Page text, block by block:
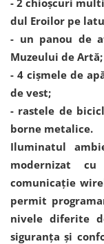
- 2 chioșcuri
dul Eroilor pe
- un panou de
Muzeului de Artă;
- 4 cișmele de
de vest;
- rastele de
borne metalice.
Iluminatul
modernizat
comunicație
permit
nivele diferite
siguranța și